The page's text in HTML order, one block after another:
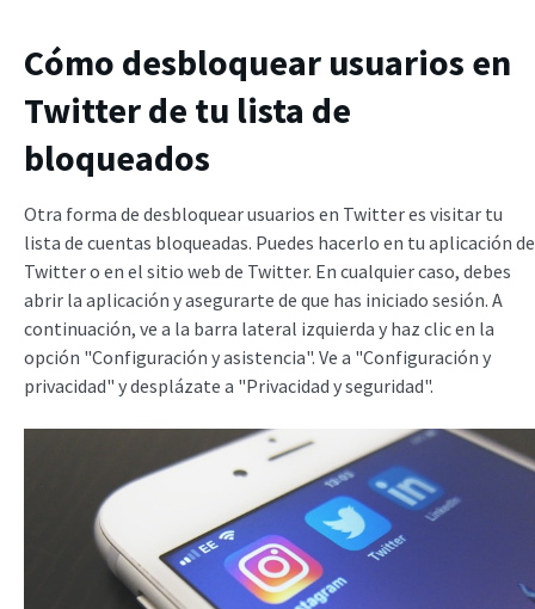
Cómo desbloquear usuarios en
Twitter de tu lista de
bloqueados
Otra forma de desbloquear usuarios en Twitter es visitar tu
lista de cuentas bloqueadas. Puedes hacerlo en tu aplicación de
Twitter o en el sitio web de Twitter. En cualquier caso, debes
abrir la aplicación y asegurarte de que has iniciado sesión. A
continuación, ve a la barra lateral izquierda y haz clic en la
opción "Configuración y asistencia". Ve a "Configuración y
privacidad" y desplázate a "Privacidad y seguridad".